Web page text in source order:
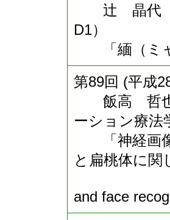
辻 晶代 先
D1）
「緬（ミャ
第89回 (平成
飯高 哲也
ーション療法
「神経画像
と扁桃体に関
and face